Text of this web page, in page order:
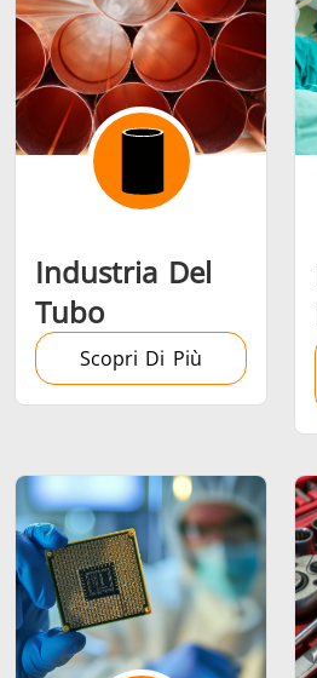
Riscaldamento,
Ventilazione e
Industria Del
Tubo
Scopri Di Più